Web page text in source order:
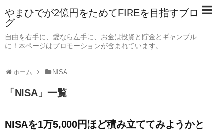
やまひでが2億円をためてFIREを目指すブロ
グ
自由を右手に、愛なら左手に、お金は投資と貯金とギャンブル
に！本ページはプロモーションが含まれています。
ホーム NISA
「 NISA 」 一覧
NISAを1万5,000円ほど積み立ててみようかと